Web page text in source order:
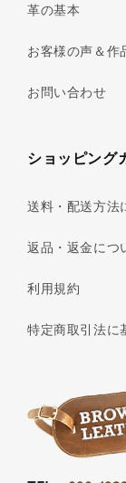
革の基本
お客様の声＆作
お問い合わせ
ショッピング
送料・配送方法
返品・返金につ
利用規約
特定商取引法に